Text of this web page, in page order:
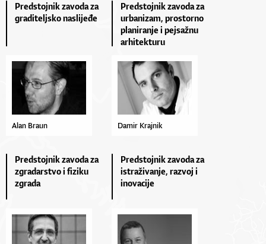
Predstojnik zavoda za
graditeljsko naslijeđe
Alan Braun
Predstojnik zavoda za
urbanizam, prostorno
planiranje i pejsažnu
arhitekturu
Damir Krajnik
Predstojnik zavoda za
zgradarstvo i fiziku
zgrada
Predstojnik zavoda za
istraživanje, razvoj i
inovacije